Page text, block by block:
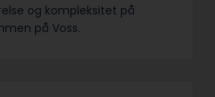
og kompleksitet på
på Voss.